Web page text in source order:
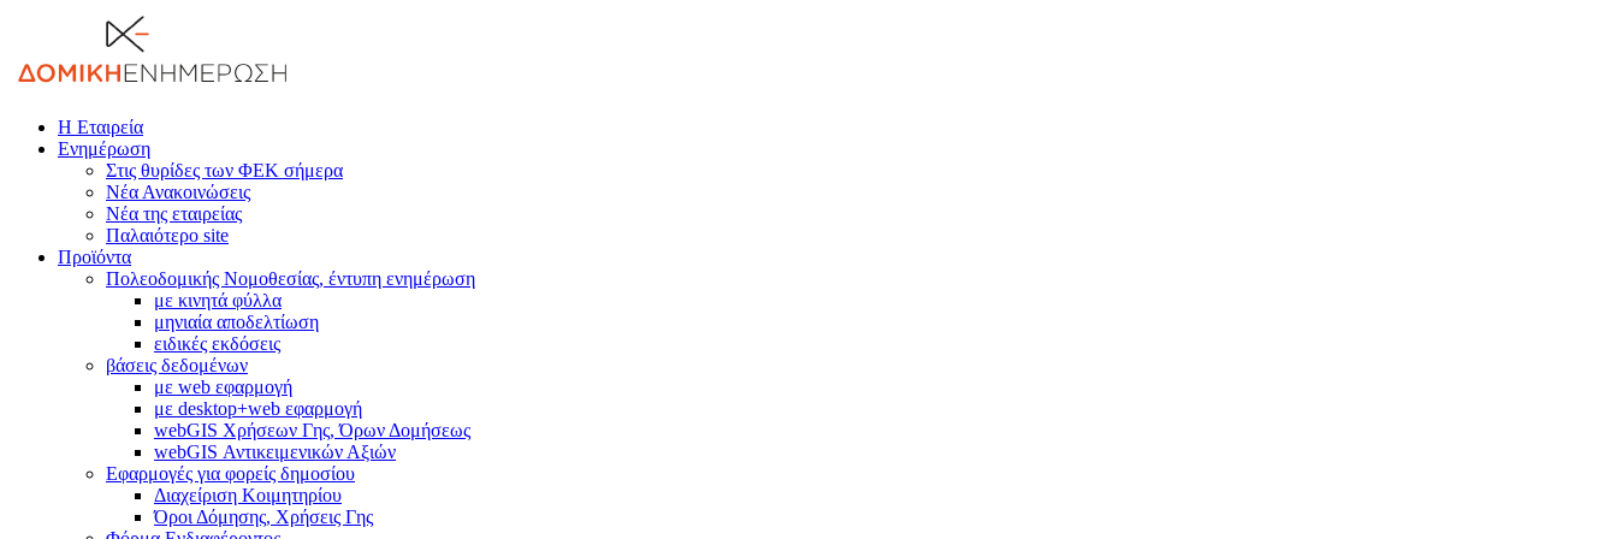
Η Εταιρεία
Ενημέρωση
Στις θυρίδες των ΦΕΚ σήμερα
Νέα Ανακοινώσεις
Νέα της εταιρείας
Παλαιότερο site
Προϊόντα
Πολεοδομικής Νομοθεσίας, έντυπη ενημέρωση
με κινητά φύλλα
μηνιαία αποδελτίωση
ειδικές εκδόσεις
βάσεις δεδομένων
με web εφαρμογή
με desktop+web εφαρμογή
webGIS Χρήσεων Γης, Όρων Δομήσεως
webGIS Αντικειμενικών Αξιών
Εφαρμογές για φορείς δημοσίου
Διαχείριση Κοιμητηρίου
Όροι Δόμησης, Χρήσεις Γης